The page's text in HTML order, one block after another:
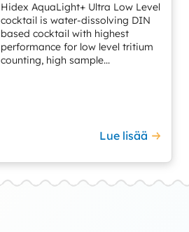
Hidex AquaLight+ Ultra Low Level
cocktail is water-dissolving DIN
based cocktail with highest
performance for low level tritium
counting, high sample...
Lue lisää